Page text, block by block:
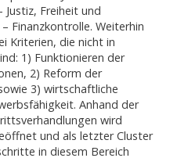
Justiz, Freiheit und
Finanzkontrolle. Weiterhin
Kriterien, die nicht in
1) Funktionieren der
2) Reform der
3) wirtschaftliche
Anhand der
wird
und als letzter Cluster
in diesem Bereich